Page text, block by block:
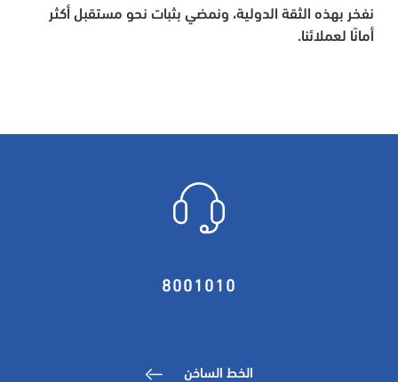
نفخر بهذه الثقة الدولية، ونمضي بثبات نحو مستقبل أكثر
أمانًا لعملائنا.
8001010
الخط الساخن